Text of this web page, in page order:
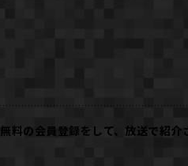
無料の会員登録をして、放送で紹